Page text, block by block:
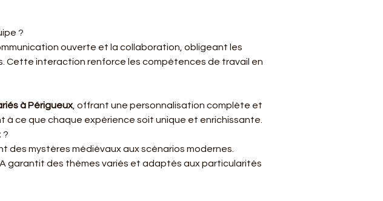
?
ouverte et la collaboration, obligeant les
Cette interaction renforce les compétences de travail en
à Périgueux, offrant une personnalisation complète et
ce que chaque expérience soit unique et enrichissante.
?
des mystères médiévaux aux scénarios modernes.
garantit des thèmes variés et adaptés aux particularités